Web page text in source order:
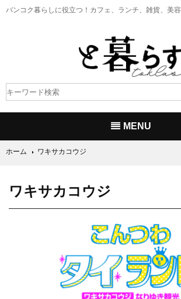
バンコク暮らしに役立つ！ カフェ、ランチ、雑貨、美
MENU
ホーム ワキサカコウジ
ワキサカコウジ